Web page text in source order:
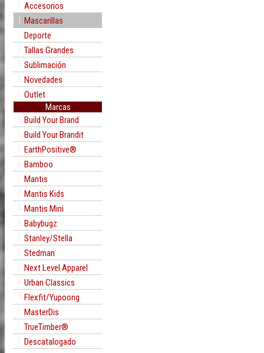
Accesorios
Mascarillas
Deporte
Tallas Grandes
Sublimación
Novedades
Outlet
Marcas
Build Your Brand
Build Your Brandit
EarthPositive®
Bamboo
Mantis
Mantis Kids
Mantis Mini
Babybugz
Stanley/Stella
Stedman
Next Level Apparel
Urban Classics
Flexfit/Yupoong
MasterDis
TrueTimber®
Descatalogado